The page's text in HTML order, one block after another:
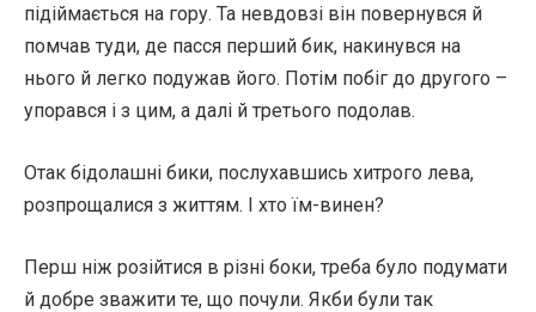
підіймається на гору. Та невдовзі він повернувся й
помчав туди, де пасся перший бик, накинувся на
нього й легко подужав його. Потім побіг до другого –
упорався і з цим, а далі й третього подолав.
Отак бідолашні бики, послухавшись хитрого лева,
розпрощалися з життям. І хто їм-винен?
Перш ніж розійтися в різні боки, треба було подумати
й добре зважити те, що почули. Якби були так